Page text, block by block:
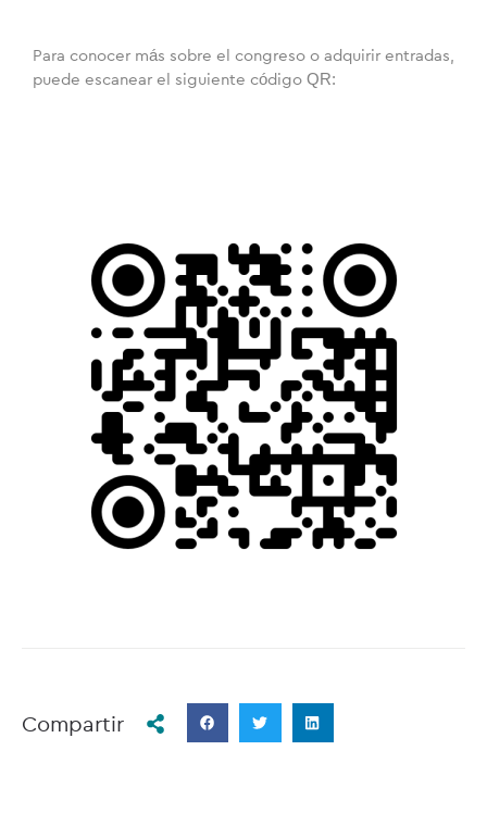
Para conocer más sobre el congreso o adquirir entradas,
puede escanear el siguiente código QR:
Compartir